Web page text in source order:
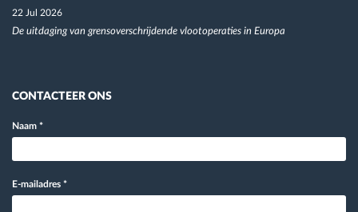
22 Jul 2026
De uitdaging van grensoverschrijdende vlootoperaties in Europa
CONTACTEER ONS
Naam *
E-mailadres *